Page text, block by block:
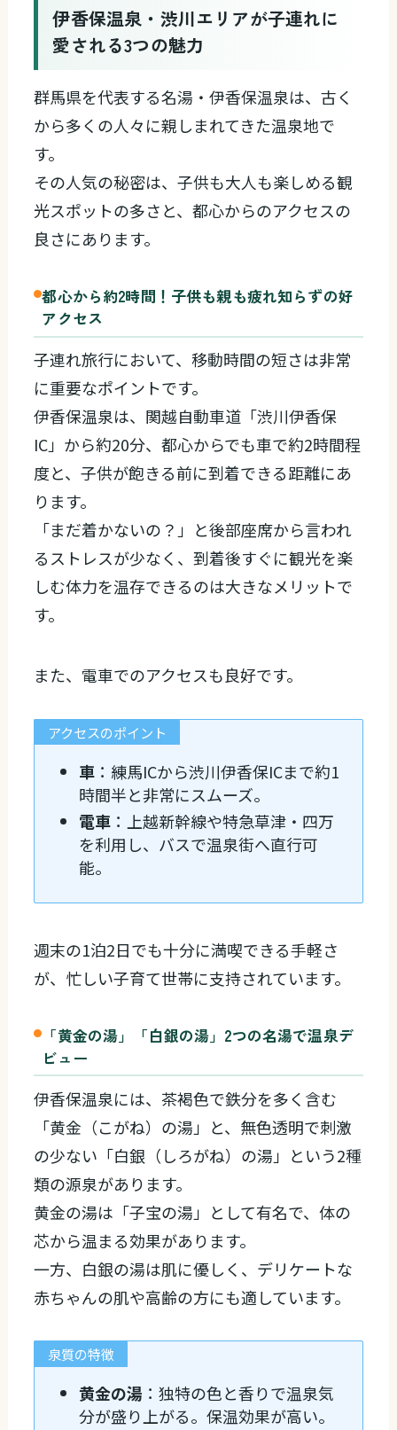
伊香保温泉・渋川エリアが子連れに
愛される3つの魅力
群馬県を代表する名湯・伊香保温泉は、古く
から多くの人々に親しまれてきた温泉地で
す。
その人気の秘密は、子供も大人も楽しめる観
光スポットの多さと、都心からのアクセスの
良さにあります。
都心から約2時間！子供も親も疲れ知らずの好
アクセス
子連れ旅行において、移動時間の短さは非常
に重要なポイントです。
伊香保温泉は、関越自動車道「渋川伊香保
IC」から約20分、都心からでも車で約2時間程
度と、子供が飽きる前に到着できる距離にあ
ります。
「まだ着かないの？」と後部座席から言われ
るストレスが少なく、到着後すぐに観光を楽
しむ体力を温存できるのは大きなメリットで
す。
また、電車でのアクセスも良好です。
アクセスのポイント
車：練馬ICから渋川伊香保ICまで約1
時間半と非常にスムーズ。
電車：上越新幹線や特急草津・四万
を利用し、バスで温泉街へ直行可
能。
週末の1泊2日でも十分に満喫できる手軽さ
が、忙しい子育て世帯に支持されています。
「黄金の湯」「白銀の湯」2つの名湯で温泉デ
ビュー
伊香保温泉には、茶褐色で鉄分を多く含む
「黄金（こがね）の湯」と、無色透明で刺激
の少ない「白銀（しろがね）の湯」という2種
類の源泉があります。
黄金の湯は「子宝の湯」として有名で、体の
芯から温まる効果があります。
一方、白銀の湯は肌に優しく、デリケートな
赤ちゃんの肌や高齢の方にも適しています。
泉質の特徴
黄金の湯 ：独特の色と香りで温泉気
分が盛り上がる。保温効果が高い。